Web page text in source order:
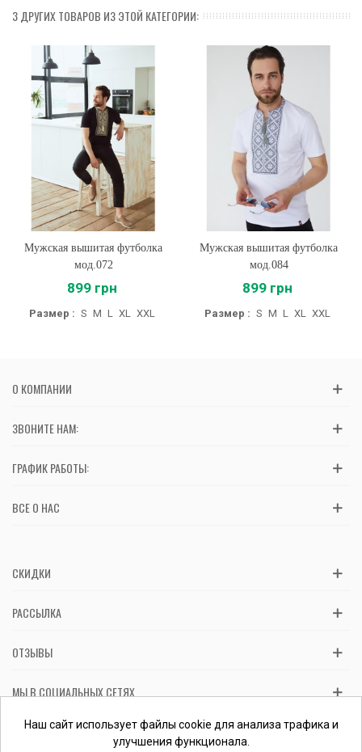
3 ДРУГИХ ТОВАРОВ ИЗ ЭТОЙ КАТЕГОРИИ:
Мужская вышитая футболка
мод.072
899 грн
Размер : S M L XL XXL
Мужская вышитая футболка
мод.084
899 грн
Размер : S M L XL XXL
О КОМПАНИИ
ЗВОНИТЕ НАМ:
ГРАФИК РАБОТЫ:
ВСЕ О НАС
СКИДКИ
РАССЫЛКА
ОТЗЫВЫ
МЫ В СОЦИАЛЬНЫХ СЕТЯХ
Вас обслуживает ФЛП Косташ С.И., номер записи в ЕГР 2 673 000
0000 057597 от 06.01.2017.Проверить ФЛП
Наш сайт использует файлы cookie для анализа трафика и
улучшения функционала.